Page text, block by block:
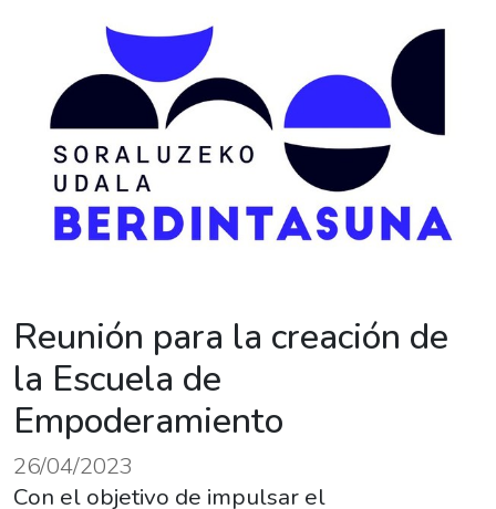
Reunión para la creación de
la Escuela de
Empoderamiento
26/04/2023
Con el objetivo de impulsar el